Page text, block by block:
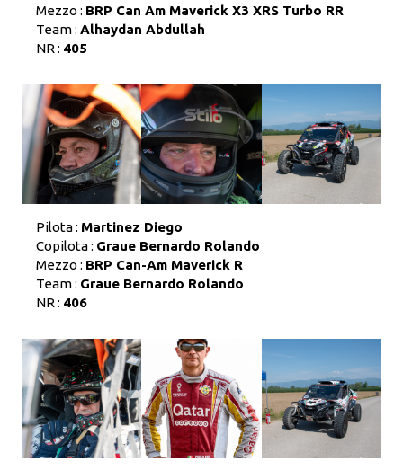
Mezzo : BRP Can Am Maverick X3 XRS Turbo RR
Team : Alhaydan Abdullah
NR : 405
Pilota : Martinez Diego
Copilota : Graue Bernardo Rolando
Mezzo : BRP Can-Am Maverick R
Team : Graue Bernardo Rolando
NR : 406